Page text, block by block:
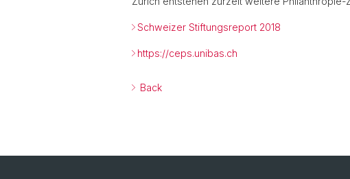
Schweizer Stiftungsreport 2018
https://ceps.unibas.ch
Back